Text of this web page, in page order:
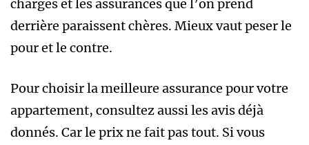
charges et les assurances que l’on prend
derrière paraissent chères. Mieux vaut peser le
pour et le contre.
Pour choisir la meilleure assurance pour votre
appartement, consultez aussi les avis déjà
donnés. Car le prix ne fait pas tout. Si vous